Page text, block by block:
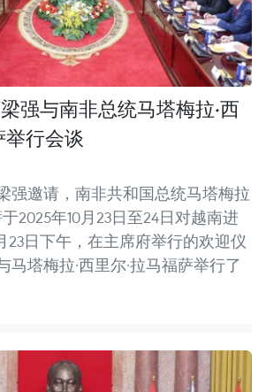
强与南非总统马塔梅拉·西
举行会谈
强邀请，南非共和国总统马塔梅拉
于2025年10月23日至24日对越南进
23日下午，在主席府举行的欢迎仪
马塔梅拉·西里尔·拉马福萨举行了